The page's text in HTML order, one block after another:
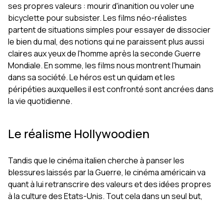
ses propres valeurs : mourir d'inanition ou voler une
bicyclette pour subsister. Les films néo-réalistes
partent de situations simples pour essayer de dissocier
le bien du mal, des notions qui ne paraissent plus aussi
claires aux yeux de l'homme après la seconde Guerre
Mondiale. En somme, les films nous montrent l'humain
dans sa société. Le héros est un quidam et les
péripéties auxquelles il est confronté sont ancrées dans
la vie quotidienne.
Le réalisme Hollywoodien
Tandis que le cinéma italien cherche à panser les
blessures laissés par la Guerre, le cinéma américain va
quant à lui retranscrire des valeurs et des idées propres
à la culture des Etats-Unis. Tout cela dans un seul but,